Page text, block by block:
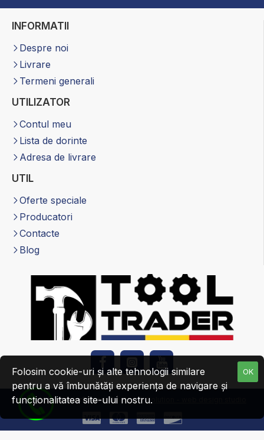
INFORMATII
Despre noi
Livrare
Termeni generali
UTILIZATOR
Contul meu
Lista de dorinte
Adresa de livrare
UTIL
Oferte speciale
Producatori
Contacte
Blog
Copyright tooltrader24.com© |Web R Solution - web design studio
OK
Folosim cookie-uri și alte tehnologii similare
pentru a vă îmbunătăți experiența de navigare și
funcționalitatea site-ului nostru.